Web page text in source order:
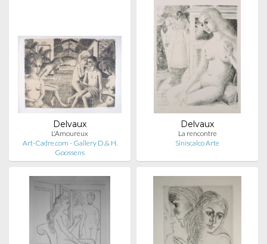
Delvaux
L'Amoureux
Art-Cadre.com - Gallery D.& H.
Goossens
Delvaux
La rencontre
Siniscalco Arte